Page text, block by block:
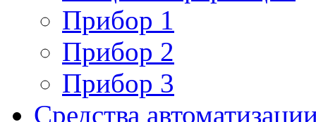
Прибор 1
Прибор 2
Прибор 3
Средства